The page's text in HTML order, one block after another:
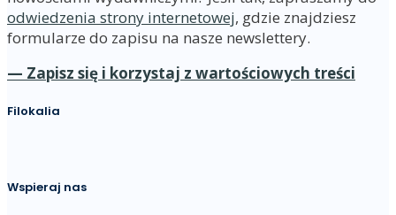
odwiedzenia strony internetowej, gdzie znajdziesz
formularze do zapisu na nasze newslettery.
— Zapisz się i korzystaj z wartościowych treści
Filokalia
Wspieraj nas